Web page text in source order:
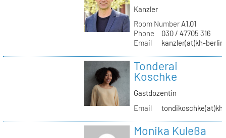
Kanzler
Room NumberA1.01
Phone
030 / 47705 316
Email
kanzler(at)kh-
Tonderai
Koschke
Gastdozentin
Email
Monika Kuleßa